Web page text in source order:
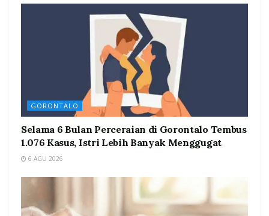
GORONTALO
Selama 6 Bulan Perceraian di Gorontalo Tembus
1.076 Kasus, Istri Lebih Banyak Menggugat
6 AGU 2026